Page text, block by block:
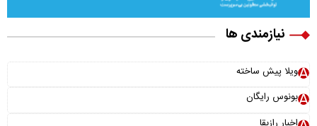
نیازمندی ها
ویلا پیش ساخته
بونوس رایگان